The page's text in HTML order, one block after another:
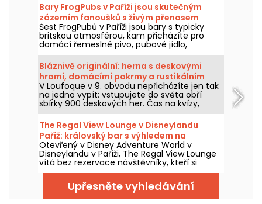
Bary FrogPubs v Paříži jsou skutečným
zázemím fanoušků s živým přenosem
zápasů.
Šest FrogPubů v Paříži jsou bary s typicky
britskou atmosférou, kam přicházíte pro
domácí řemeslné pivo, pubové jídlo,
sledování velkých zápasů na velké
obrazovce a příjemné posezení s přáteli.
Bláznivě originální: herna s deskovými
hrami, domácími pokrmy a rustikálním
vzhledem
V Loufoque v 9. obvodu nepřicházíte jen tak
na jedno vypít: vstupujete do světa obří
sbírky 900 deskových her. Čas na kvízy,
dobrodružství, strategii, ale i skvělé koktejly a
domácí moučníky vás čekají na večer plný
smíchu a gurmánských zážitků.
The Regal View Lounge v Disneylandu
Paříž: královský bar s výhledem na
Adventure Bay, náš názor
Otevřený v Disney Adventure World v
Disneylandu v Paříži, The Regal View Lounge
vítá bez rezervace návštěvníky, kteří si
mohou dát koktejl, kávu nebo horkou
čokoládu s výhledem na Adventure Bay.
Tento tematický bar, odlišený od sousední
restaurace s Disney princeznami, sází na
Upřesněte vyhledávání